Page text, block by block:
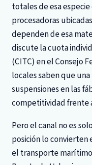
totales de esa
procesadoras
dependen de esa
discute la cuota
(CITC) en el Consejo
locales saben que
suspensiones en las
competitividad frente
Pero el canal no es
posición lo
el transporte